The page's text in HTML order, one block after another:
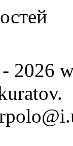
2026